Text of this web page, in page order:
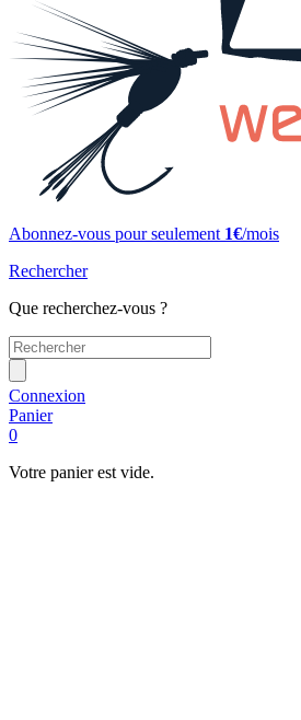
Abonnez-vous pour seulement 1€/mois
Rechercher
Que recherchez-vous ?
Connexion
Panier
0
Votre panier est vide.